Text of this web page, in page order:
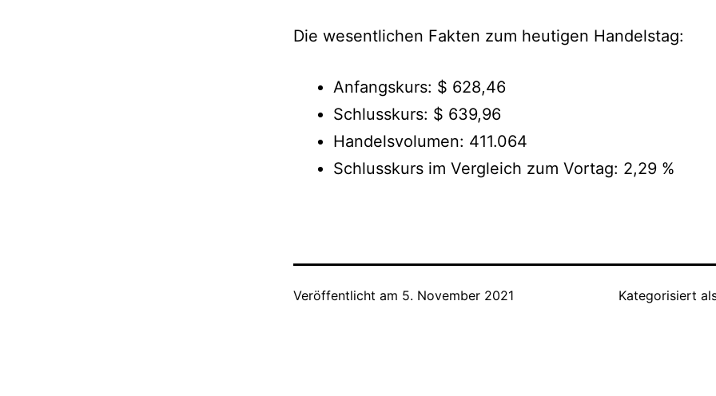
Die wesentlichen Fakten zum heutigen Handelstag:
Anfangskurs: $ 628,46
Schlusskurs: $ 639,96
Handelsvolumen: 411.064
Schlusskurs im Vergleich zum Vortag: 2,29 %
Veröffentlicht am 5. November 2021 Kategorisiert